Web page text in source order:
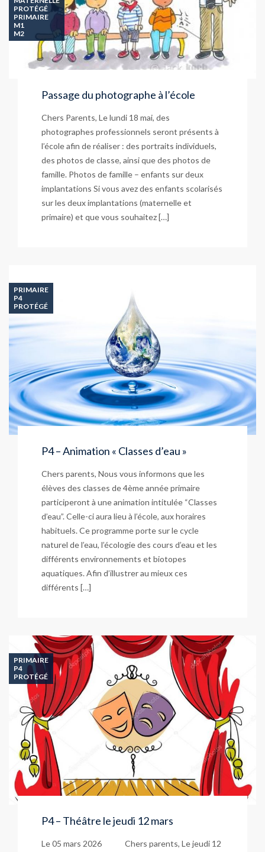
PROTÉGÉ
PRIMAIRE
M1
M2
Passage du photographe à l’école
Chers Parents, Le lundi 18 mai, des
photographes professionnels seront présents à
l’école afin de réaliser : des portraits individuels,
des photos de classe, ainsi que des photos de
famille. Photos de famille – enfants sur deux
implantations Si vous avez des enfants scolarisés
sur les deux implantations (maternelle et
primaire) et que vous souhaitez […]
PRIMAIRE
P4
PROTÉGÉ
P4 – Animation « Classes d’eau »
Chers parents, Nous vous informons que les
élèves des classes de 4ème année primaire
participeront à une animation intitulée “Classes
d’eau”. Celle-ci aura lieu à l’école, aux horaires
habituels. Ce programme porte sur le cycle
naturel de l’eau, l’écologie des cours d’eau et les
différents environnements et biotopes
aquatiques. Afin d’illustrer au mieux ces
différents […]
PRIMAIRE
P4
PROTÉGÉ
P4 – Théâtre le jeudi 12 mars
Le 05 mars 2026 Chers parents, Le jeudi 12